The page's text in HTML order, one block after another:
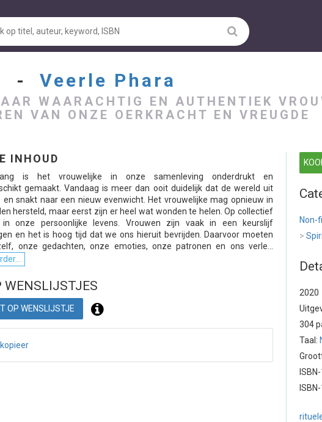
- Veerle Phara
WAARACHTIG EN AUTHENTIEK
VAN ONZE OERKRACHT EN VREUGDE
INHOUD
is het vrouwelijke in onze samenleving onderdrukt en
gemaakt. Vandaag is meer dan ooit duidelijk dat de wereld uit
en snakt naar een nieuw evenwicht. Het vrouwelijke mag opnieuw in
hersteld, maar eerst zijn er heel wat wonden te helen. Op collectief
onze persoonlijke levens. Vrouwen zijn vaak in een keurslijf
en het is hoog tijd dat we ons hieruit bevrijden. Daarvoor moeten
onze gedachten, onze emoties, onze patronen en ons verle...
WENSLIJSTJES
OP WENSLIJSTJE
kopieer
Non-
>
2020
304
Taal: